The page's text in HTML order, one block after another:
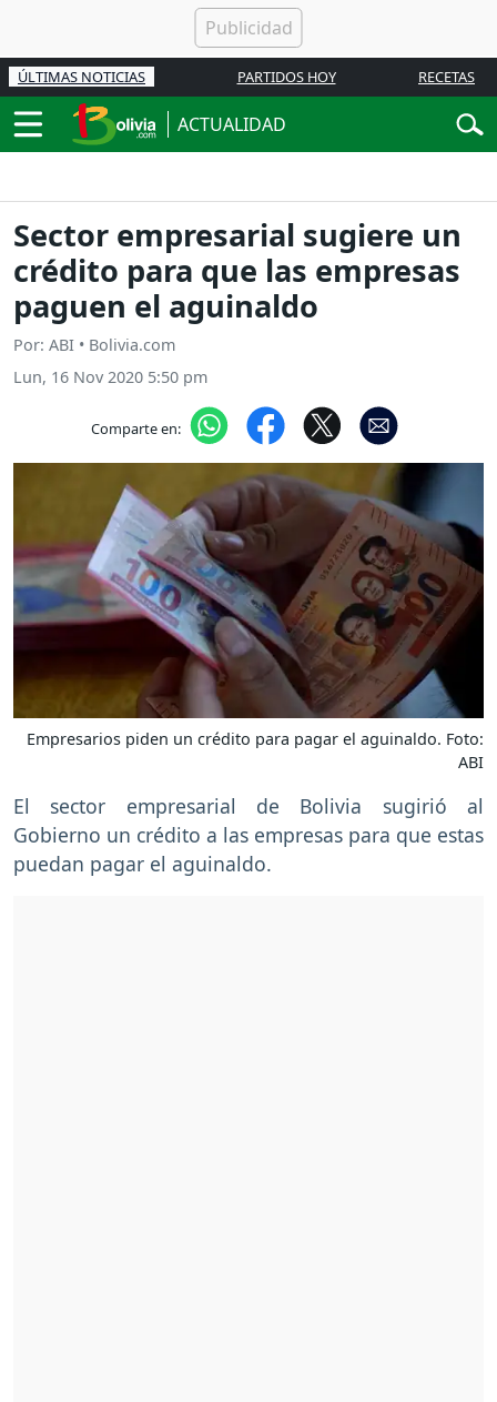
ÚLTIMAS NOTICIAS PARTIDOS HOY RECETAS
ACTUALIDAD
Sector empresarial sugiere un
crédito para que las empresas
paguen el aguinaldo
Por: ABI • Bolivia.com
Lun, 16 Nov 2020 5:50 pm
Comparte en:
Empresarios piden un crédito para pagar el aguinaldo. Foto:
ABI
El sector empresarial de Bolivia sugirió al
Gobierno un crédito a las empresas para que estas
puedan pagar el aguinaldo.